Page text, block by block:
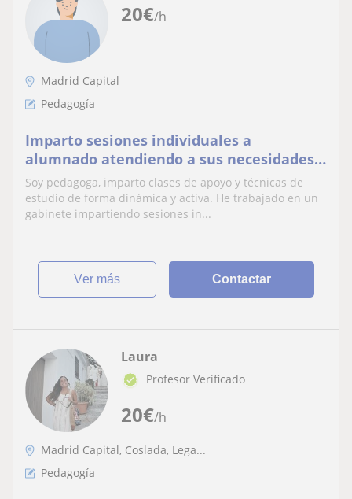
20€/h
Madrid Capital
Pedagogía
Imparto sesiones individuales a
alumnado atendiendo a sus necesidades
educativas
Soy pedagoga, imparto clases de apoyo y técnicas de
estudio de forma dinámica y activa. He trabajado en un
gabinete impartiendo sesiones in...
ver más Contactar
20€/h
Laura
Profesor Verificado
Madrid Capital, Coslada, Lega...
Pedagogía